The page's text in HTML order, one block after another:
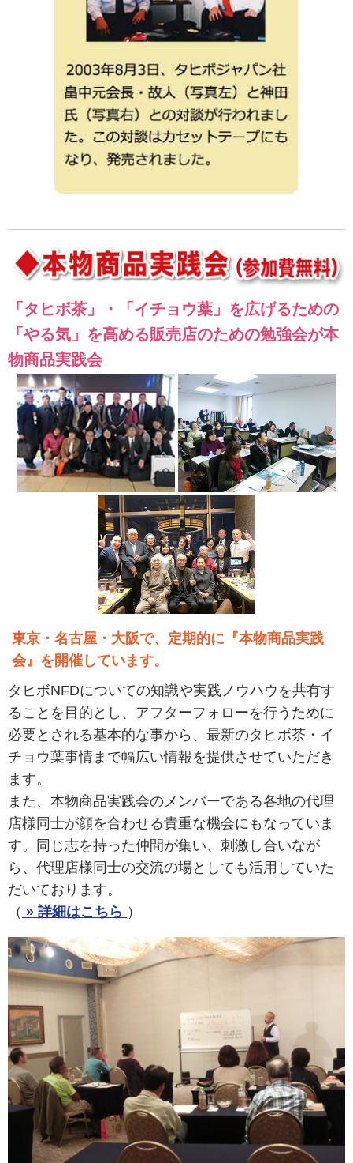
「タヒボ茶」・「イチョウ葉」を広げるための
「やる気」を高める販売店のための勉強会が本
物商品実践会
東京・名古屋・大阪で、定期的に『本物商品実践
会』を開催しています。
タヒボNFDについての知識や実践ノウハウを共有す
ることを目的とし、アフターフォローを行うために
必要とされる基本的な事から、最新のタヒボ茶・イ
チョウ葉事情まで幅広い情報を提供させていただき
ます。
また、本物商品実践会のメンバーである各地の代理
店様同士が顔を合わせる貴重な機会にもなっていま
す。同じ志を持った仲間が集い、刺激し合いなが
ら、代理店様同士の交流の場としても活用していた
だいております。
（ » 詳細はこちら ）